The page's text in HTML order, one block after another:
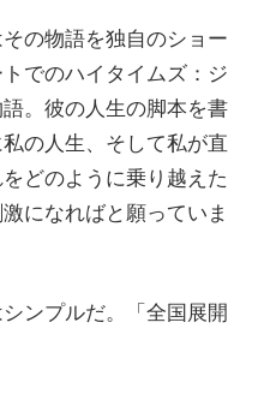
の物語を独自のショー
でのハイタイムズ：ジ
。彼の人生の脚本を書
の人生、そして私が直
どのように乗り越えた
になればと願っていま
ンプルだ。「全国展開